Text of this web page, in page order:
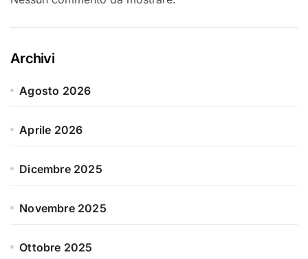
Archivi
Agosto 2026
Aprile 2026
Dicembre 2025
Novembre 2025
Ottobre 2025